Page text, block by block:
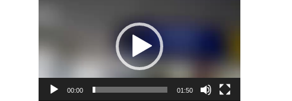
00:00 01:50